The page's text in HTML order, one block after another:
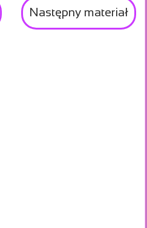
Następny materiał